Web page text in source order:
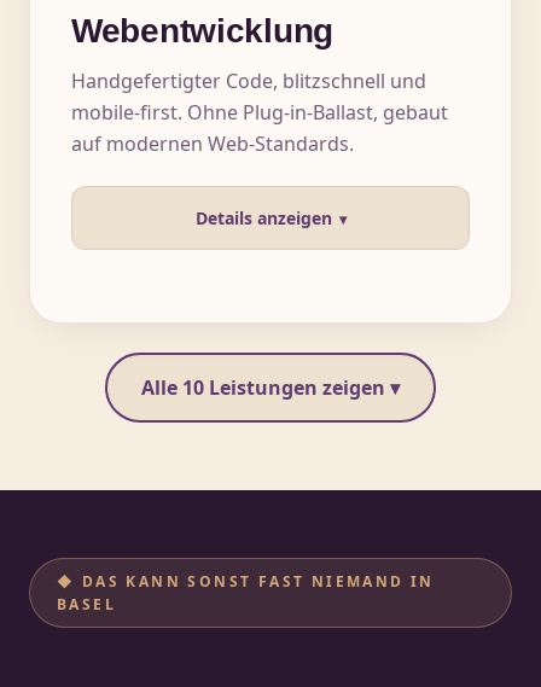
Webentwicklung
Handgefertigter Code, blitzschnell und
mobile-first. Ohne Plug-in-Ballast, gebaut
auf modernen Web-Standards.
Details anzeigen
Alle 10 Leistungen zeigen ▾
◆ DAS KANN SONST FAST NIEMAND IN
BASEL